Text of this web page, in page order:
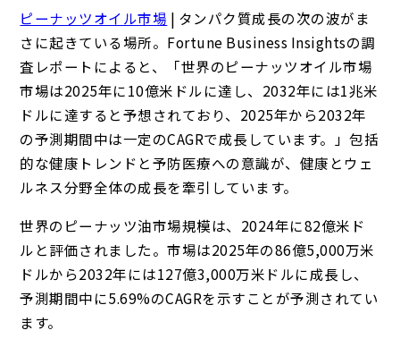
ピーナッツオイル市場 | タンパク質成長の次の波がま
さに起きている場所。Fortune Business Insightsの調
査レポートによると、「世界のピーナッツオイル市場
市場は2025年に10億米ドルに達し、2032年には1兆米
ドルに達すると予想されており、2025年から2032年
の予測期間中は一定のCAGRで成長しています。」包括
的な健康トレンドと予防医療への意識が、健康とウェ
ルネス分野全体の成長を牽引しています。
世界のピーナッツ油市場規模は、2024年に82億米ド
ルと評価されました。市場は2025年の86億5,000万米
ドルから2032年には127億3,000万米ドルに成長し、
予測期間中に5.69%のCAGRを示すことが予測されてい
ます。